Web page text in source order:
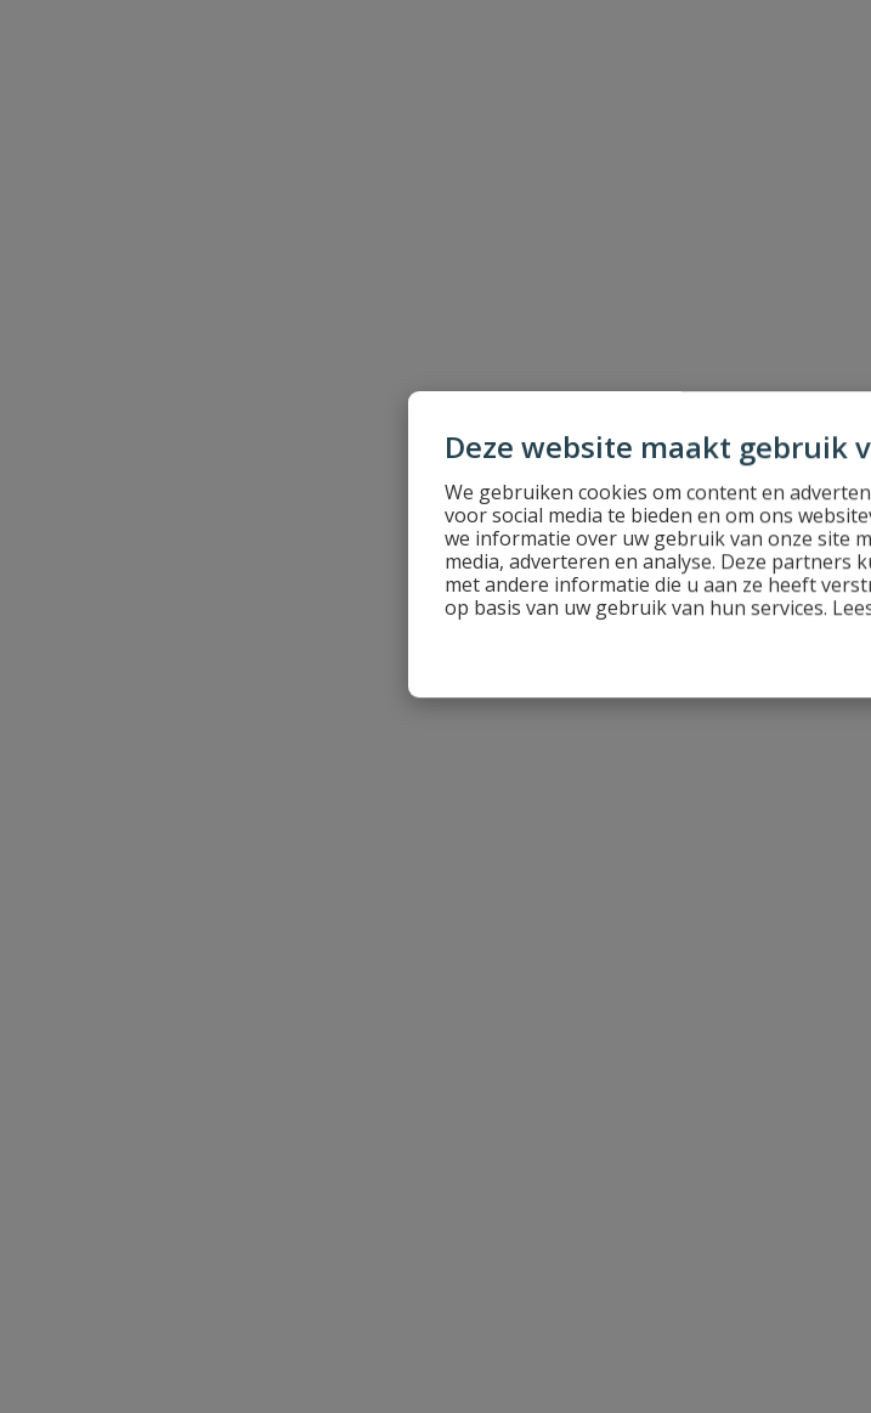
Deze website maakt gebruik
We gebruiken cookies om content en
voor social media te bieden en om ons
we informatie over uw gebruik van onze site
media, adverteren en analyse. Deze partners
met andere informatie die u aan ze heeft
op basis van uw gebruik van hun services.